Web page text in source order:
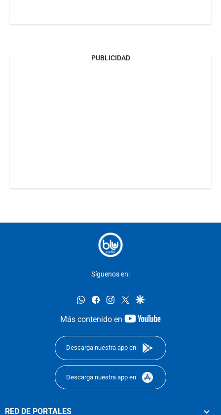
PUBLICIDAD
Síguenos en:
whatsappfacebookinstagram
twittergoogle
Más contenido en
youtube-
Descarga nuestra app en
Descarga nuestra app en
RED DE PORTALES